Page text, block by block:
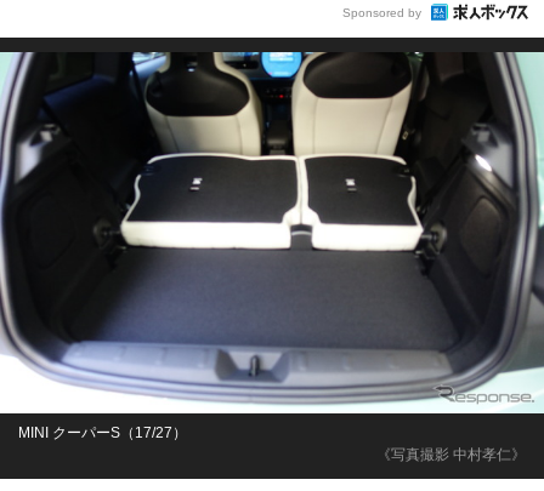
Sponsored by
《写真撮影 中村孝仁》
MINI クーパーS（17/27）